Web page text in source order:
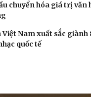
chuyển hóa giá trị văn
Nam xuất sắc giành
quốc tế